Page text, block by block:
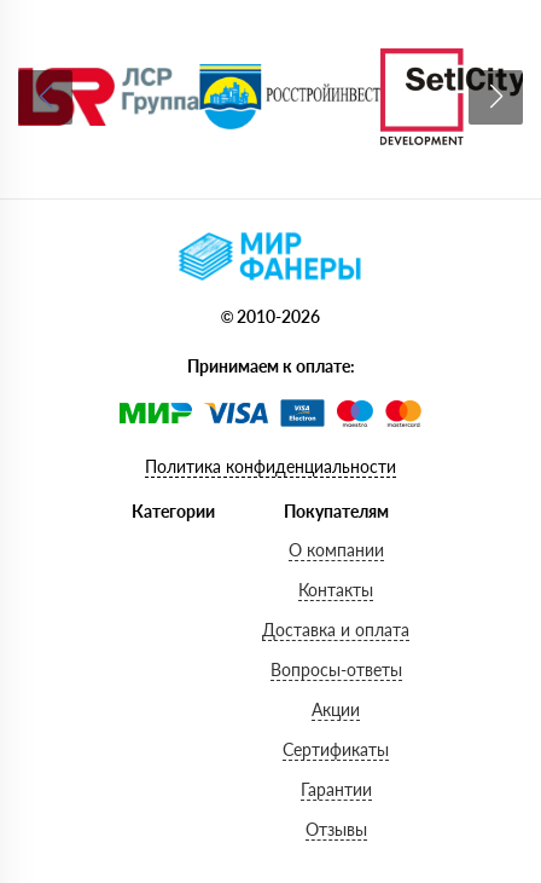
© 2010-2026
Принимаем к оплате:
Политика конфиденциальности
Категории
Покупателям
О компании
Контакты
Доставка и оплата
Вопросы-ответы
Акции
Сертификаты
Гарантии
Отзывы